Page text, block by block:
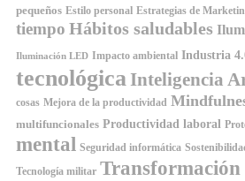
pequeños Estilo personal Estrategias de
tiempo Hábitos saludables
Iluminación LED Impacto ambiental Industria
tecnológica Inteligencia
cosas Mejora de la productividad
multifuncionales Productividad laboral
mental Seguridad informática
Tecnología militar